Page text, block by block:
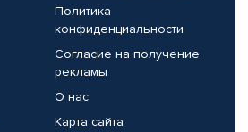
Политика
конфиденциальности
Согласие на получение
рекламы
О нас
Карта сайта